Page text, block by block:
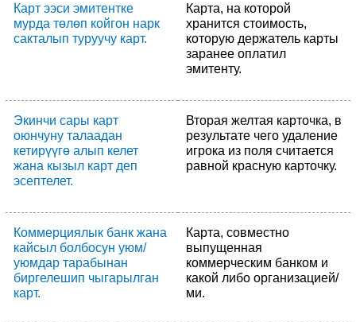
Карт ээси эмитентке
мурда төлөп койгон нарк
сакталып туруучу карт.
Карта, на которой
хранится стоимость,
которую держатель карты
заранее оплатил
эмитенту.
Экинчи сары карт
оюнчуну талаадан
кетирүүгө алып келет
жана кызыл карт деп
эсептелет.
Вторая желтая карточка, в
результате чего удаление
игрока из поля считается
равной красную карточку.
Коммерциялык банк жана
кайсыл болбосун уюм/
уюмдар тарабынан
биргелешип чыгарылган
карт.
Карта, совместно
выпущенная
коммерческим банком и
какой либо организацией/
ми.